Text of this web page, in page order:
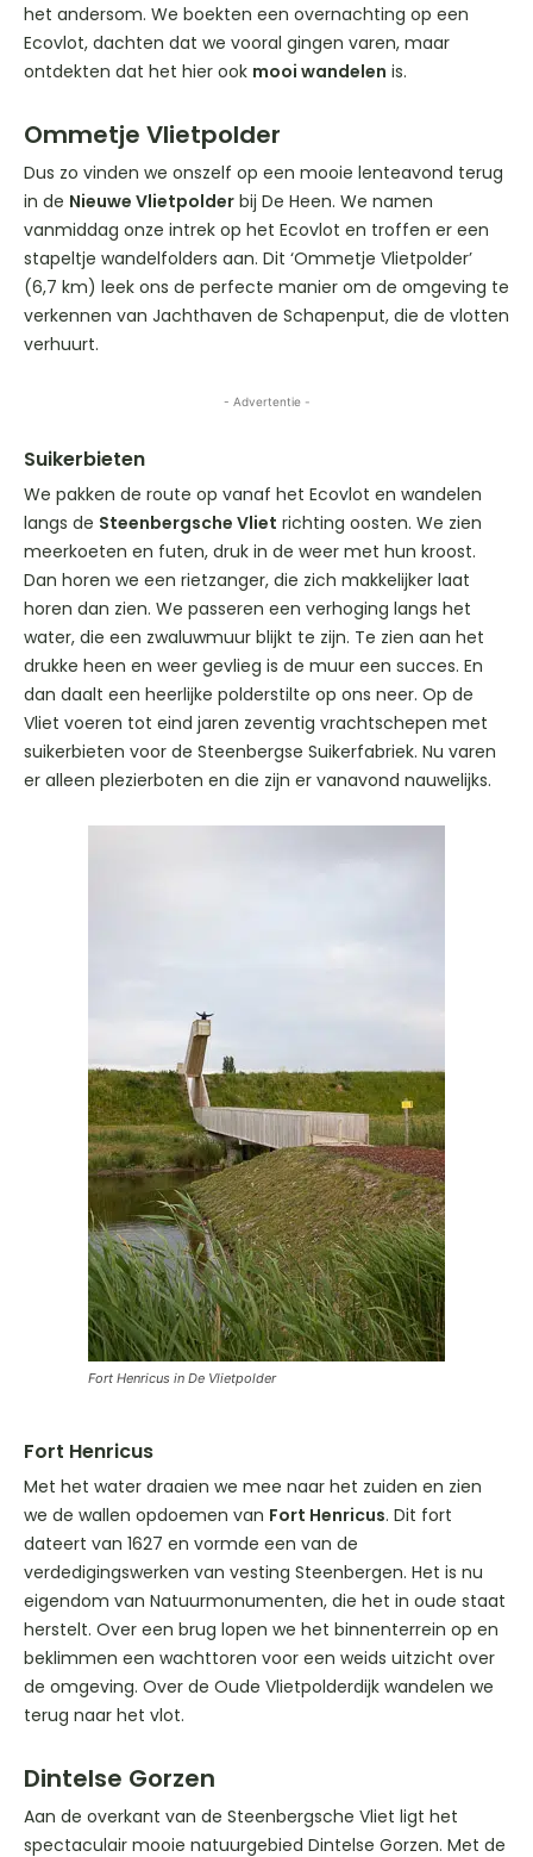
het andersom. We boekten een overnachting op een
Ecovlot, dachten dat we vooral gingen varen, maar
ontdekten dat het hier ook mooi wandelen is.
Ommetje Vlietpolder
Dus zo vinden we onszelf op een mooie lenteavond terug
in de Nieuwe Vlietpolder bij De Heen. We namen
vanmiddag onze intrek op het Ecovlot en troffen er een
stapeltje wandelfolders aan. Dit ‘Ommetje Vlietpolder’
(6,7 km) leek ons de perfecte manier om de omgeving te
verkennen van Jachthaven de Schapenput, die de vlotten
verhuurt.
- Advertentie -
Suikerbieten
We pakken de route op vanaf het Ecovlot en wandelen
langs de Steenbergsche Vliet richting oosten. We zien
meerkoeten en futen, druk in de weer met hun kroost.
Dan horen we een rietzanger, die zich makkelijker laat
horen dan zien. We passeren een verhoging langs het
water, die een zwaluwmuur blijkt te zijn. Te zien aan het
drukke heen en weer gevlieg is de muur een succes. En
dan daalt een heerlijke polderstilte op ons neer. Op de
Vliet voeren tot eind jaren zeventig vrachtschepen met
suikerbieten voor de Steenbergse Suikerfabriek. Nu varen
er alleen plezierboten en die zijn er vanavond nauwelijks.
Fort Henricus in De Vlietpolder
Fort Henricus
Met het water draaien we mee naar het zuiden en zien
we de wallen opdoemen van Fort Henricus. Dit fort
dateert van 1627 en vormde een van de
verdedigingswerken van vesting Steenbergen. Het is nu
eigendom van Natuurmonumenten, die het in oude staat
herstelt. Over een brug lopen we het binnenterrein op en
beklimmen een wachttoren voor een weids uitzicht over
de omgeving. Over de Oude Vlietpolderdijk wandelen we
terug naar het vlot.
Dintelse Gorzen
Aan de overkant van de Steenbergsche Vliet ligt het
spectaculair mooie natuurgebied Dintelse Gorzen. Met de